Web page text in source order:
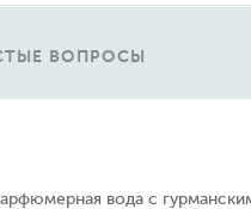
ВОПРОСЫ
вода с